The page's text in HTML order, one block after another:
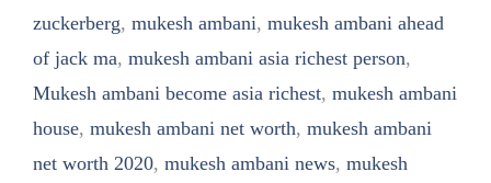
zuckerberg, mukesh ambani, mukesh ambani ahead
of jack ma, mukesh ambani asia richest person,
Mukesh ambani become asia richest, mukesh ambani
house, mukesh ambani net worth, mukesh ambani
net worth 2020, mukesh ambani news, mukesh